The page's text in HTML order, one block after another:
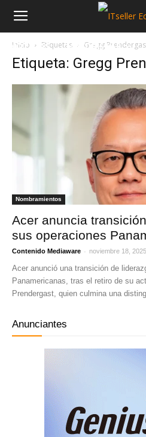
NOTICIAS MAYORISTAS
Inicio Etiquetas Gregg
Etiqueta: Gregg
Nombramientos
Acer anuncia
sus operaciones
Contenido Mediaware - noviembre 18, 2025
Acer anunció una transición de
Panamericanas, tras el retiro de su
Prendergast, quien culmina una
Anunciantes